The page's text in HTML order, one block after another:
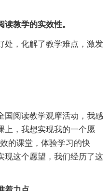
读教学的实效性。
处，化解了教学难点，激发
国阅读教学观摩活动，我感
上，我想实现我的一个愿
的课堂，体验学习的快
现这个愿望，我们经历了这